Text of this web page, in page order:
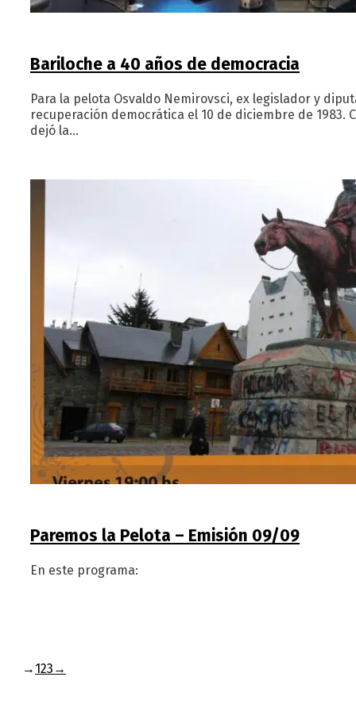
Bariloche a 40 años de democracia
Para la pelota Osvaldo Nemirovsci, ex legislador y
recuperación democrática el 10 de diciembre de
dejó la…
Paremos la Pelota – Emisión 09/09
En este programa:
→ 123 →